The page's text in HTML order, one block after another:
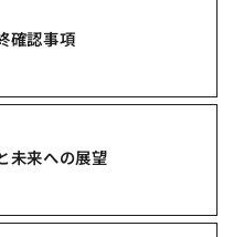
確認事項
未来への展望